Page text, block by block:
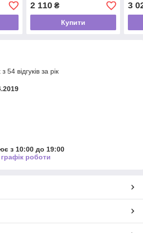
2 110₴
Купити
3
54 відгуків за рік
з 10:00 до 19:00
роботи